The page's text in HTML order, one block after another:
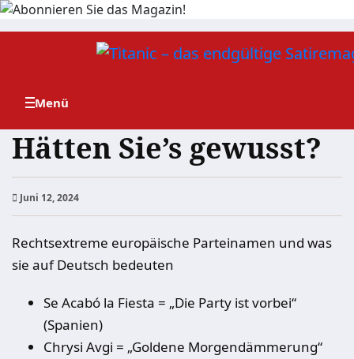
Zum
Hätten Sie’s gewusst?
Juni 12, 2024
Rechtsextreme europäische Parteinamen und was
sie auf Deutsch bedeuten
Se Acabó la Fiesta = „Die Party ist vorbei“
(Spanien)
Chrysi Avgi = „Goldene Morgendämmerung“